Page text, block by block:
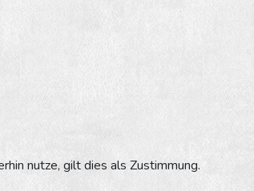
nutze, gilt dies als Zustimmung.